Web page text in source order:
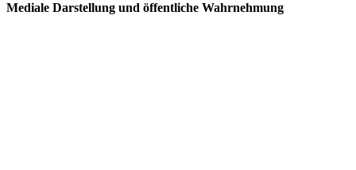
Mediale Darstellung und öffentliche Wahrnehmung